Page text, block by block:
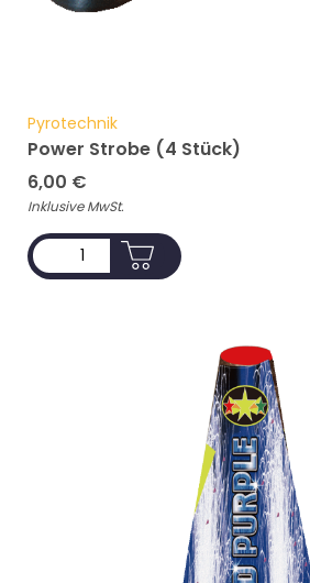
Pyrotechnik
Power Strobe (4 Stück)
6,00 €
Inklusive MwSt.